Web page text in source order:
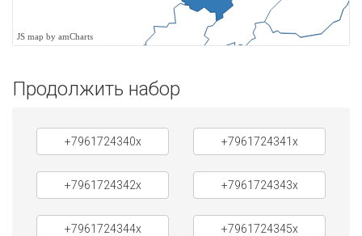
JS map by amCharts
Продолжить набор
+7961724340x +7961724341x
+7961724342x +7961724343x
+7961724344x +7961724345x